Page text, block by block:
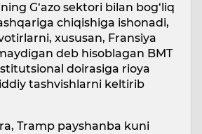
G‘azo sektori bilan bog‘liq
chiqishiga ishonadi,
xususan, Fransiya
deb hisoblagan BMT
doirasiga rioya
tashvishlarni keltirib
Tramp payshanba kuni